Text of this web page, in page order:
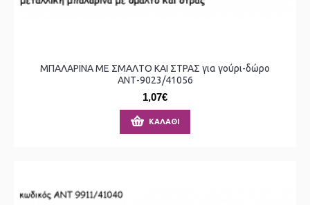
ΜΠΑΛΑΡΙΝΑ ΜΕ ΣΜΑΛΤΟ ΚΑΙ ΣΤΡΑΣ για γούρι-δώρο
ΑΝΤ-9023/41056
1,07€
ΚΑΛΆΘΙ